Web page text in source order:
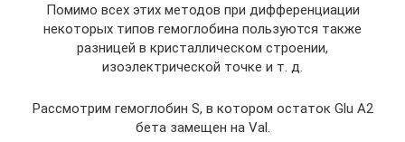
Помимо всех этих методов при дифференциации
некоторых типов гемоглобина пользуются также
разницей в кристаллическом строении,
изоэлектрической точке и т. д.
Рассмотрим гемоглобин S, в котором остаток Glu А2
бета замещен на Val.